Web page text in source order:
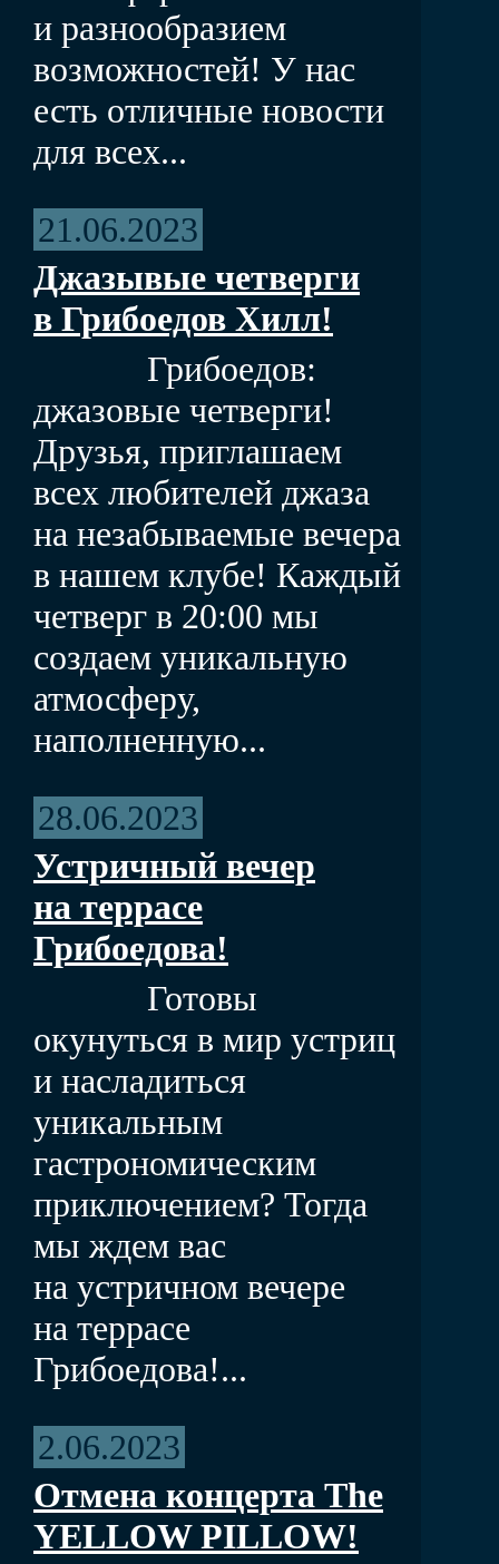
и разнообразием
возможностей! У нас
есть отличные новости
для всех...
21.06.2023
Джазывые четверги
в Грибоедов Хилл!
Грибоедов:
джазовые четверги!
Друзья, приглашаем
всех любителей джаза
на незабываемые вечера
в нашем клубе! Каждый
четверг в 20:00 мы
создаем уникальную
атмосферу,
наполненную...
28.06.2023
Устричный вечер
на террасе
Грибоедова!
Готовы
окунуться в мир устриц
и насладиться
уникальным
гастрономическим
приключением? Тогда
мы ждем вас
на устричном вечере
на террасе
Грибоедова!...
2.06.2023
Отмена концерта The
YELLOW PILLOW!